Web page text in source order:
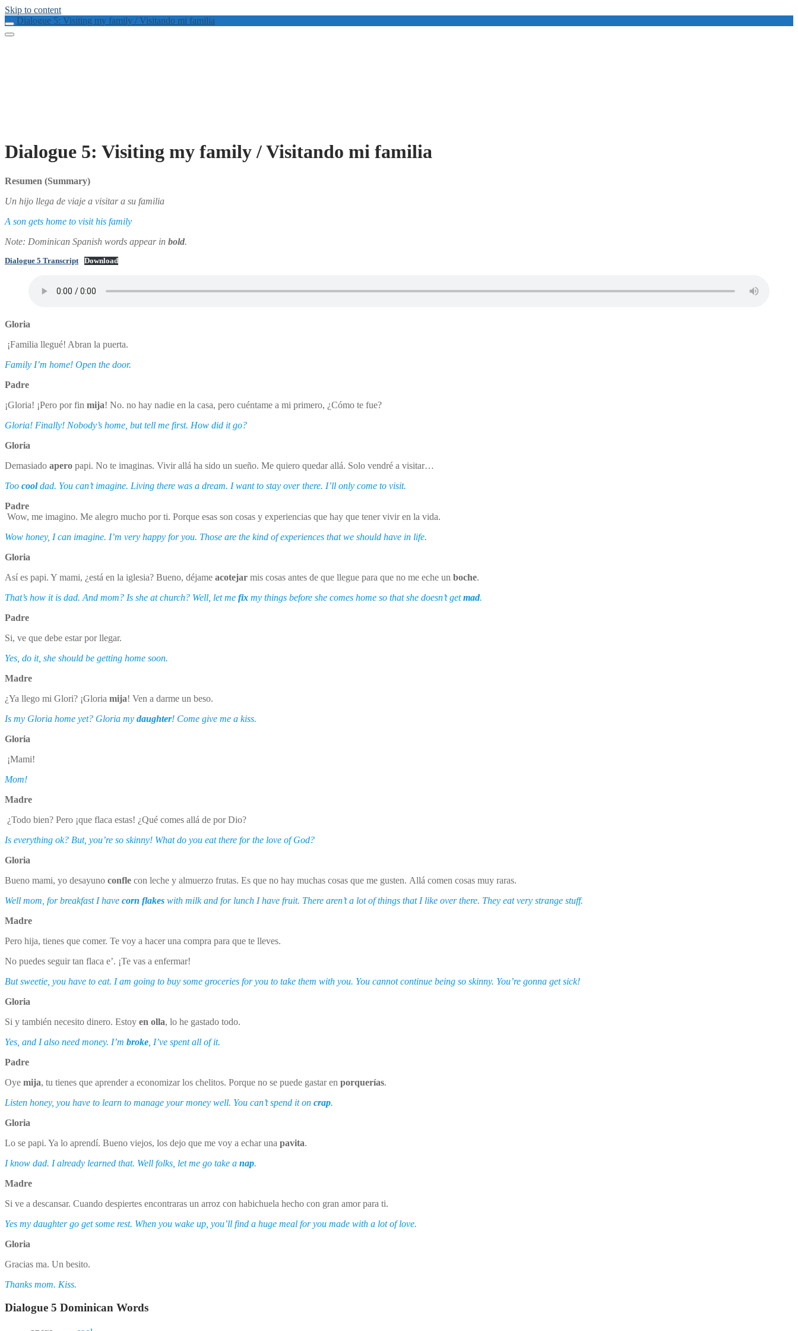
Skip to content
Dialogue 5: Visiting my family / Visitando mi familia
Dialogue 5: Visiting my family / Visitando mi familia
Resumen (Summary)
Un hijo llega de viaje a visitar a su familia
A son gets home to visit his family
Note: Dominican Spanish words appear in bold.
Dialogue 5 Transcript Download
Gloria
¡Familia llegué! Abran la puerta.
Family I’m home! Open the door.
Padre
¡Gloria! ¡Pero por fin mija! No. no hay nadie en la casa, pero cuéntame a mi primero, ¿Cómo te fue?
Gloria! Finally! Nobody’s home, but tell me first. How did it go?
Gloria
Demasiado apero papi. No te imaginas. Vivir allá ha sido un sueño. Me quiero quedar allá. Solo vendré a visitar…
Too cooldad. You can’t imagine. Living there was a dream. I want to stay over there. I’ll only come to visit.
Padre
Wow, me imagino. Me alegro mucho por ti. Porque esas son cosas y experiencias que hay que tener vivir en la vida.
Wow honey, I can imagine. I’m very happy for you. Those are the kind of experiences that we should have in life.
Gloria
Así es papi. Y mami, ¿está en la iglesia? Bueno, déjame acotejar mis cosas antes de que llegue para que no me eche un boche.
That’s how it is dad. And mom? Is she at church? Well, let me fix my things before she comes home so that she doesn’t getmad.
Padre
Si, ve que debe estar por llegar.
Yes, do it, she should be getting home soon.
Madre
¿Ya llego mi Glori? ¡Gloria mija! Ven a darme un beso.
Is my Gloria home yet? Gloria my daughter! Come give me a kiss.
Gloria
¡Mami!
Mom!
Madre
¿Todo bien? Pero ¡que flaca estas! ¿Qué comes allá de por Dio?
Is everything ok? But, you’re so skinny! What do you eat there for the love of God?
Gloria
Bueno mami, yo desayuno confle con leche y almuerzo frutas. Es que no hay muchas cosas que me gusten. Allá comen cosas muy raras.
Well mom, for breakfast I have corn flakes with milk and for lunch I have fruit. There aren’t a lot of things that I like over there. They eat very strange stuff.
Madre
Pero hija, tienes que comer. Te voy a hacer una compra para que te lleves.
No puedes seguir tan flaca e’. ¡Te vas a enfermar!
But sweetie, you have to eat. I am going to buy some groceries for you to take them with you. You cannot continue being so skinny. You’re gonna get sick!
Gloria
Si y también necesito dinero. Estoy en olla, lo he gastado todo.
Yes, and I also need money. I’m broke , I’ve spent all of it.
Padre
Oye mija, tu tienes que aprender a economizar los chelitos. Porque no se puede gastar en porquerías.
Listen honey, you have to learn to manage your money well. You can’t spend it on crap.
Gloria
Lo se papi. Ya lo aprendí. Bueno viejos, los dejo que me voy a echar una pavita.
I know dad. I already learned that. Well folks, let me go take a nap.
Madre
Si ve a descansar. Cuando despiertes encontraras un arroz con habichuela hecho con gran amor para ti.
Yes my daughter go get some rest. When you wake up, you’ll find a huge meal for you made with a lot of love.
Gloria
Gracias ma. Un besito.
Thanks mom. Kiss.
Dialogue 5 Dominican Words